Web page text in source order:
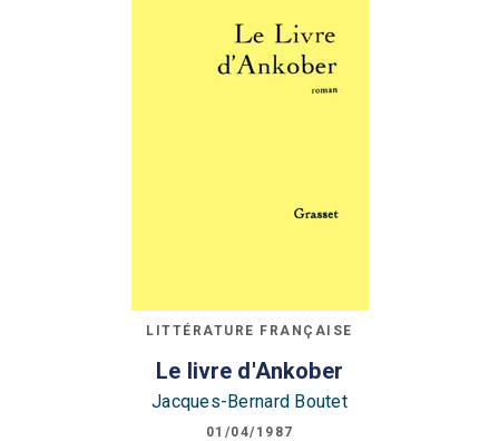
LITTÉRATURE FRANÇAISE
Le livre d'Ankober
Jacques-Bernard Boutet
01/04/1987